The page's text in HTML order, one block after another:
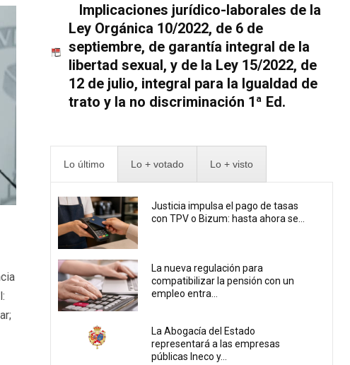
Implicaciones jurídico-laborales de la
Ley Orgánica 10/2022, de 6 de
septiembre, de garantía integral de la
libertad sexual, y de la Ley 15/2022, de
12 de julio, integral para la Igualdad de
trato y la no discriminación 1ª Ed.
Lo último Lo + votado Lo + visto
Justicia impulsa el pago de tasas
con TPV o Bizum: hasta ahora se...
La nueva regulación para
compatibilizar la pensión con un
empleo entra...
La Abogacía del Estado
representará a las empresas
públicas Ineco y...